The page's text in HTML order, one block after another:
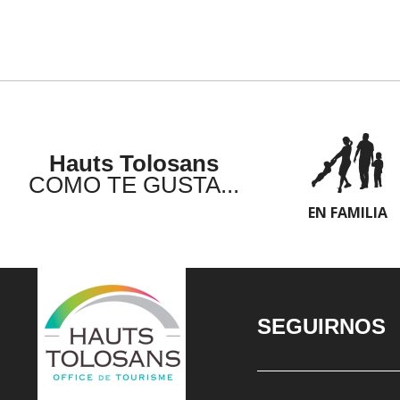
Hauts Tolosans
COMO TE GUSTA...
EN FAMILIA
SEGUIRNOS